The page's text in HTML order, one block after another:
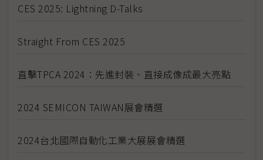
CES 2025: Lightning D-Talks
Straight From CES 2025
直擊TPCA 2024：先進封裝、直接成像成最大亮點
2024 SEMICON TAIWAN展會精選
2024台北國際自動化工業大展展會精選